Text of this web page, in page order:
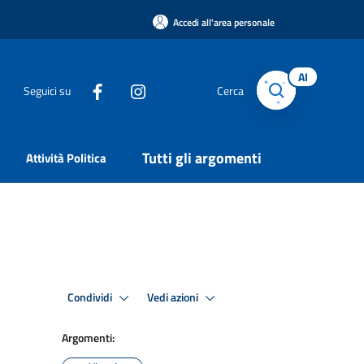
Accedi all'area personale
Seguici su Cerca
AI
Attività Politica Tutti gli argomenti
Condividi Vedi azioni
Argomenti: